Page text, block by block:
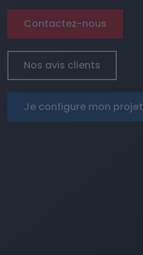
Contactez-nous
Nos avis clients
Je configure mon projet